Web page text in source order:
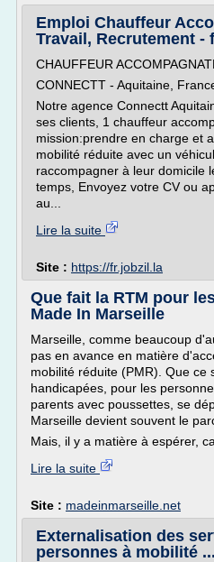
Emploi Chauffeur
Travail, Recrutement -
CHAUFFEUR
CONNECTT - Aquitaine,
Notre agence Connectt
ses clients, 1 chauffeur
mission:prendre en charge et
mobilité réduite avec un
raccompagner à leur domicile
temps, Envoyez votre CV ou
au...
Lire la suite
Site : https://fr.jobzil.la
Que fait la RTM pour
Made In Marseille
Marseille, comme beaucoup
pas en avance en matière
mobilité réduite (PMR). Que ce
handicapées, pour les
parents avec poussettes, se
Marseille devient souvent le
Mais, il y a matière à espérer,
Lire la suite
Site : madeinmarseille.net
Externalisation des
personnes à mobilité ...